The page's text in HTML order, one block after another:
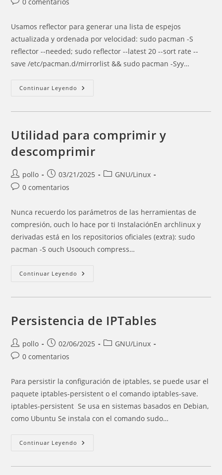
la
entrada:
Usamos reflector para generar una lista de espejos
actualizada y ordenada por velocidad: sudo pacman -S
reflector --needed; sudo reflector --latest 20 --sort rate --
save /etc/pacman.d/mirrorlist && sudo pacman -Syy…
Continuar Leyendo Actualizar
Con
Utilidad para comprimir y
descomprimir
Autor
de
pollo
Entrada
publicada:
03/21/2025
Categoría
GNU/Linux
Comentarios
la
entrada:
0 comentarios
Nunca recuerdo los parámetros de las herramientas de
compresión, ouch lo hace por ti InstalaciónEn archlinux y
derivadas está en los repositorios oficiales (extra): sudo
pacman -S ouch Usoouch compress…
Continuar Leyendo Utilidad
Persistencia de IPTables
Autor
de
pollo
Entrada
publicada:
02/06/2025
Categoría
GNU/Linux
Comentarios
la
entrada:
0 comentarios
Para persistir la configuración de iptables, se puede usar el
paquete iptables-persistent o el comando iptables-save.
iptables-persistent Se usa en sistemas basados en Debian,
como Ubuntu Se instala con el comando sudo…
Continuar Leyendo Persistencia